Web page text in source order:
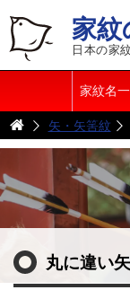
家紋
日本の家
家紋名
矢・矢筈紋
丸に違い矢